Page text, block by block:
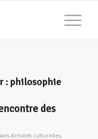
: philosophie
des
Activités culturelles,